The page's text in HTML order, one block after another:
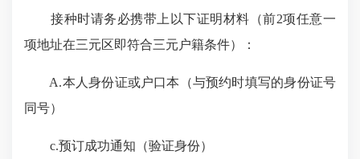
接种时请务必携带上以下证明材料（前2项任意一
项地址在三元区即符合三元户籍条件）：
A.本人身份证或户口本（与预约时填写的身份证号
同号）
c.预订成功通知（验证身份）